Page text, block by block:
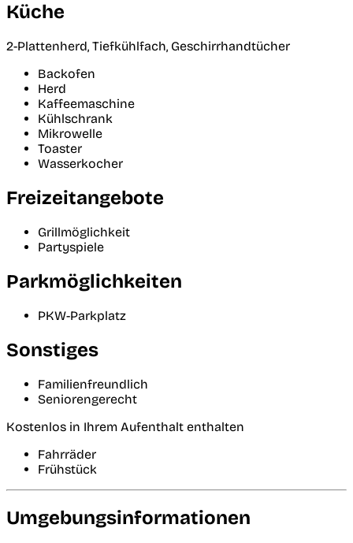
Küche
2-Plattenherd, Tiefkühlfach, Geschirrhandtücher
Backofen
Herd
Kaffeemaschine
Kühlschrank
Mikrowelle
Toaster
Wasserkocher
Freizeitangebote
Grillmöglichkeit
Partyspiele
Parkmöglichkeiten
PKW-Parkplatz
Sonstiges
Familienfreundlich
Seniorengerecht
Kostenlos in Ihrem Aufenthalt enthalten
Fahrräder
Frühstück
Umgebungsinformationen